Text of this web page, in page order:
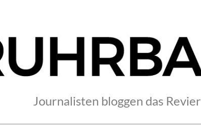
Journalisten bloggen das Revier